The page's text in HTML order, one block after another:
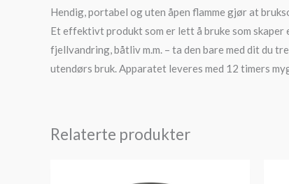
Hendig, portabel og uten åpen flamme gjør at
Et effektivt produkt som er lett å bruke som
fjellvandring, båtliv m.m. – ta den bare med dit du
utendørs bruk. Apparatet leveres med 12 timers
Relaterte produkter